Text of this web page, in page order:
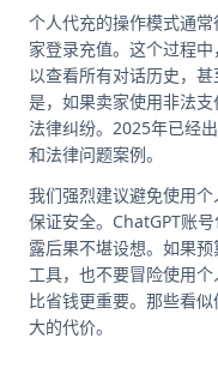
个人代充的操作模式通
家登录充值。这个过程
以查看所有对话历史，
是，如果卖家使用非法
法律纠纷。2025年已经
和法律问题案例。
我们强烈建议避免使用
保证安全。ChatGPT账
露后果不堪设想。如果
工具，也不要冒险使用
比省钱更重要。那些看
大的代价。